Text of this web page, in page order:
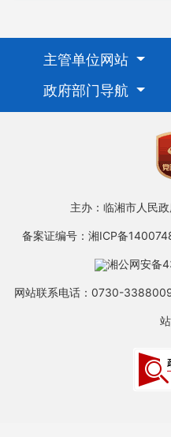
主管单位网站
政府部门导航
主办：临湘市人民
备案证编号：湘ICP备
湘公网安备
网站联系电话：0730-